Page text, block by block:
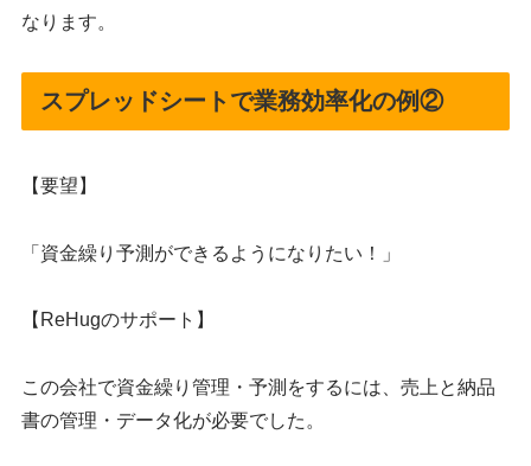
なります。
スプレッドシートで業務効率化の例②
【要望】
「資金繰り予測ができるようになりたい！」
【ReHugのサポート】
この会社で資金繰り管理・予測をするには、売上と納品
書の管理・データ化が必要でした。